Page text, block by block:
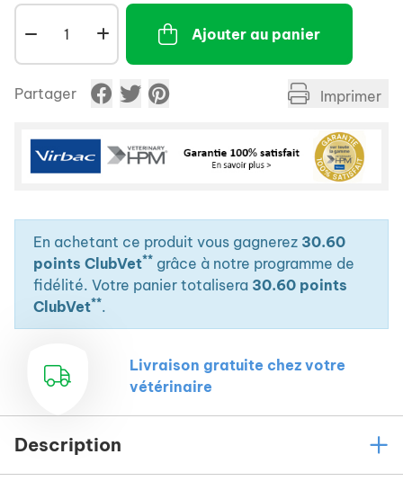
Ajouter au panier
Partager Imprimer
En achetant ce produit vous gagnerez 30.60
points ClubVet** grâce à notre programme de
fidélité. Votre panier totalisera 30.60 points
ClubVet**.
Livraison gratuite chez votre
vétérinaire
Description